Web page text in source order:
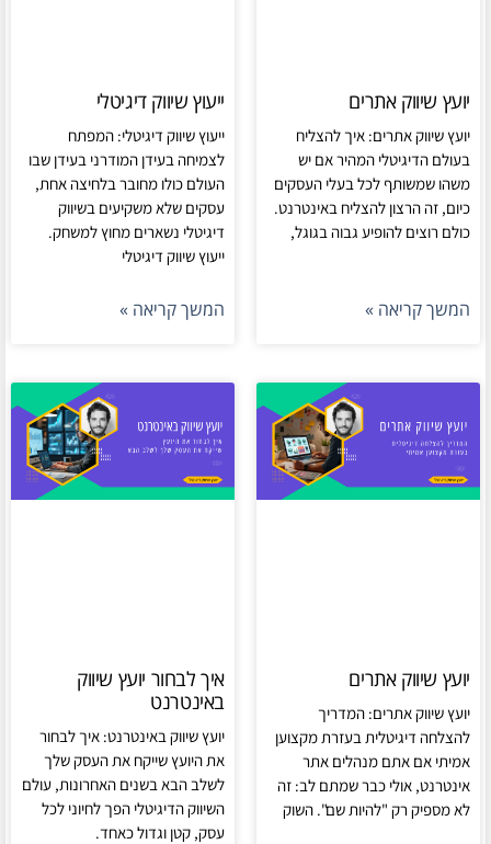
יועץ שיווק אתרים
יועץ שיווק אתרים: איך להצליח
בעולם הדיגיטלי המהיר אם יש
משהו שמשותף לכל בעלי העסקים
כיום, זה הרצון להצליח באינטרנט.
כולם רוצים להופיע גבוה בגוגל,
המשך קריאה »
ייעוץ שיווק דיגיטלי
ייעוץ שיווק דיגיטלי: המפתח
לצמיחה בעידן המודרני בעידן שבו
העולם כולו מחובר בלחיצה אחת,
עסקים שלא משקיעים בשיווק
דיגיטלי נשארים מחוץ למשחק.
ייעוץ שיווק דיגיטלי
המשך קריאה »
יועץ שיווק אתרים
יועץ שיווק אתרים: המדריך
להצלחה דיגיטלית בעזרת מקצוען
אמיתי אם אתם מנהלים אתר
אינטרנט, אולי כבר שמתם לב: זה
לא מספיק רק "להיות שם". השוק
איך לבחור יועץ שיווק
באינטרנט
יועץ שיווק באינטרנט: איך לבחור
את היועץ שייקח את העסק שלך
לשלב הבא בשנים האחרונות, עולם
השיווק הדיגיטלי הפך לחיוני לכל
עסק, קטן וגדול כאחד.